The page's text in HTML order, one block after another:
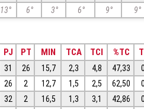
13° 6° 3° 6° 9° 9°
PJ PT MIN TCA TCI %TC
31 26 15,7 2,3 4,8 47,33
26 2 12,7 1,5 2,5 62,50
32 2 16,5 1,3 3,1 42,86